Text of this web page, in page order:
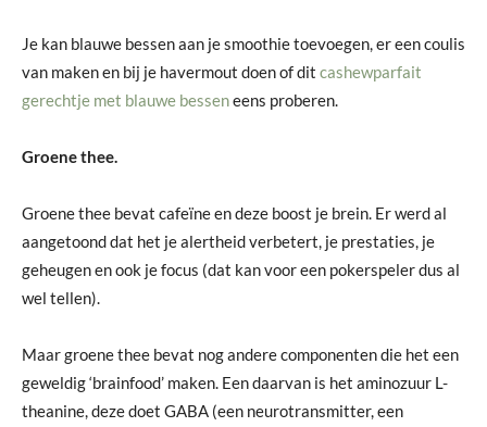
Je kan blauwe bessen aan je smoothie toevoegen, er een coulis
van maken en bij je havermout doen of dit cashewparfait
gerechtje met blauwe besseneens proberen.
Groene thee.
Groene thee bevat cafeïne en deze boost je brein. Er werd al
aangetoond dat het je alertheid verbetert, je prestaties, je
geheugen en ook je focus (dat kan voor een pokerspeler dus al
wel tellen).
Maar groene thee bevat nog andere componenten die het een
geweldig ‘brainfood’ maken. Een daarvan is het aminozuur L-
theanine, deze doet GABA (een neurotransmitter, een